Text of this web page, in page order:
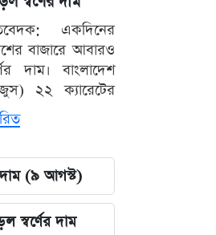
একদিনের
বাজারে আবারও
দাম। বাংলাদেশ
২২ ক্যারেটের
দাম (৯ আগস্ট)
স্বর্ণের দাম